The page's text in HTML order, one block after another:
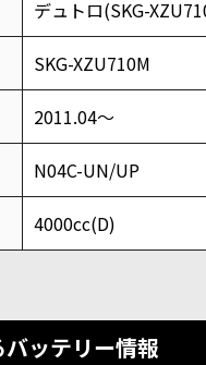
デュトロ(SKG-
SKG-XZU710M
2011.04～
N04C-UN/UP
4000cc(D)
ッテリー情報